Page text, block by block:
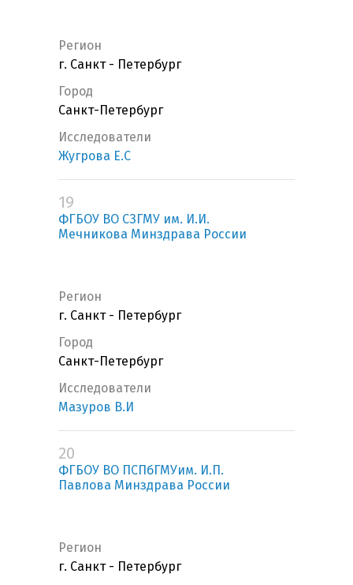
Регион
г. Санкт - Петербург
Город
Санкт-Петербург
Исследователи
Жугрова Е.С
19
ФГБОУ ВО СЗГМУ им. И.И.
Мечникова Минздрава России
Регион
г. Санкт - Петербург
Город
Санкт-Петербург
Исследователи
Мазуров В.И
20
ФГБОУ ВО ПСПбГМУим. И.П.
Павлова Минздрава России
Регион
г. Санкт - Петербург